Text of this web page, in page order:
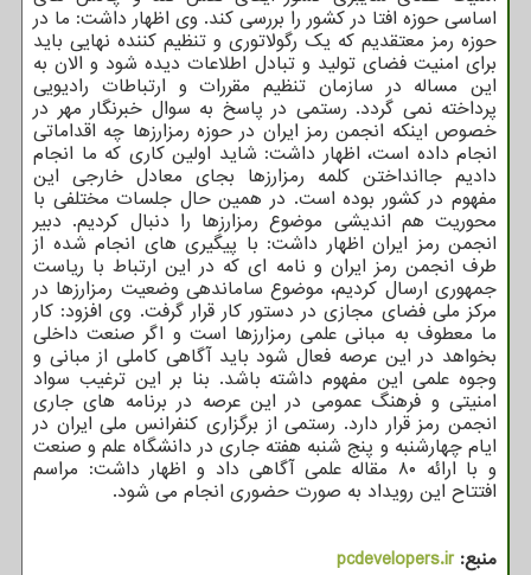
اساسی حوزه افتا در کشور را بررسی کند. وی اظهار داشت: ما در
حوزه رمز معتقدیم که یک رگولاتوری و تنظیم کننده نهایی باید
برای امنیت فضای تولید و تبادل اطلاعات دیده شود و الان به
این مساله در سازمان تنظیم مقررات و ارتباطات رادیویی
پرداخته نمی گردد. رستمی در پاسخ به سوال خبرنگار مهر در
خصوص اینکه انجمن رمز ایران در حوزه رمزارزها چه اقداماتی
انجام داده است، اظهار داشت: شاید اولین کاری که ما انجام
دادیم جاانداختن کلمه رمزارزها بجای معادل خارجی این
مفهوم در کشور بوده است. در همین حال جلسات مختلفی با
محوریت هم اندیشی موضوع رمزارزها را دنبال کردیم. دبیر
انجمن رمز ایران اظهار داشت: با پیگیری های انجام شده از
طرف انجمن رمز ایران و نامه ای که در این ارتباط با ریاست
جمهوری ارسال کردیم، موضوع ساماندهی وضعیت رمزارزها در
مرکز ملی فضای مجازی در دستور کار قرار گرفت. وی افزود: کار
ما معطوف به مبانی علمی رمزارزها است و اگر صنعت داخلی
بخواهد در این عرصه فعال شود باید آگاهی کاملی از مبانی و
وجوه علمی این مفهوم داشته باشد. بنا بر این ترغیب سواد
امنیتی و فرهنگ عمومی در این عرصه در برنامه های جاری
انجمن رمز قرار دارد. رستمی از برگزاری کنفرانس ملی ایران در
ایام چهارشنبه و پنج شنبه هفته جاری در دانشگاه علم و صنعت
و با ارائه ۸۰ مقاله علمی آگاهی داد و اظهار داشت: مراسم
افتتاح این رویداد به صورت حضوری انجام می شود.
منبع:pcdevelopers.ir